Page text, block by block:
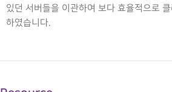
있던 서버들을 이관하여 보다 효율적으로
하였습니다.